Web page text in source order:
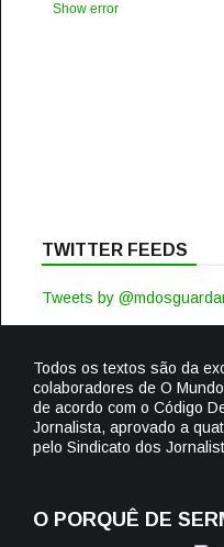
Show error
TWITTER FEEDS
Tweets by
Todos os textos são da
colaboradores de O
de acordo com o Código
Jornalista, aprovado a
pelo Sindicato dos
O PORQUÊ DE